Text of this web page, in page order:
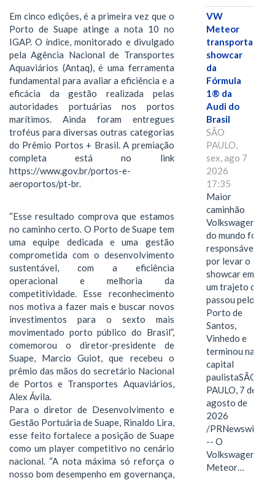
Em cinco edições, é a primeira vez que o
Porto de Suape atinge a nota 10 no
IGAP. O índice, monitorado e divulgado
pela Agência Nacional de Transportes
Aquaviários (Antaq), é uma ferramenta
fundamental para avaliar a eficiência e a
eficácia da gestão realizada pelas
autoridades portuárias nos portos
marítimos. Ainda foram entregues
troféus para diversas outras categorias
do Prêmio Portos + Brasil. A premiação
completa está no link
https://www.gov.br/portos-e-
aeroportos/pt-br.
“Esse resultado comprova que estamos
no caminho certo. O Porto de Suape tem
uma equipe dedicada e uma gestão
comprometida com o desenvolvimento
sustentável, com a eficiência
operacional e melhoria da
competitividade. Esse reconhecimento
nos motiva a fazer mais e buscar novos
investimentos para o sexto mais
movimentado porto público do Brasil”,
comemorou o diretor-presidente de
Suape, Marcio Guiot, que recebeu o
prêmio das mãos do secretário Nacional
de Portos e Transportes Aquaviários,
Alex Ávila.
Para o diretor de Desenvolvimento e
Gestão Portuária de Suape, Rinaldo Lira,
esse feito fortalece a posição de Suape
como um player competitivo no cenário
nacional. “A nota máxima só reforça o
nosso bom desempenho em governança,
VW
Meteor
transporta
showcar
da
Fórmula
1® da
Audi do
Brasil
SÃO
PAULO,
sex, ago 7
2026
17:35
Maior
caminhão
Volkswagen
do mundo foi
responsável
por levar o
showcar em
um trajeto que
passou pelo
Porto de
Santos,
Vinhedo e
terminou na
capital
paulistaSÃO
PAULO, 7 de
agosto de
2026
/PRNewswire/
-- O
Volkswagen
Meteor…